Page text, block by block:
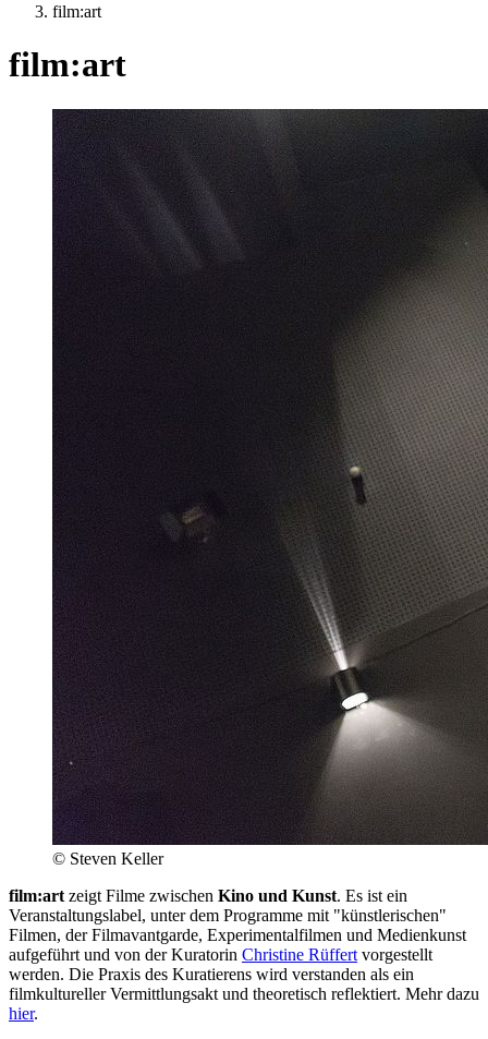
film:art
film:art
© Steven Keller
film:art zeigt Filme zwischen Kino und Kunst. Es ist ein
Veranstaltungslabel, unter dem Programme mit "künstlerischen"
Filmen, der Filmavantgarde, Experimentalfilmen und Medienkunst
aufgeführt und von der Kuratorin Christine Rüffert vorgestellt
werden. Die Praxis des Kuratierens wird verstanden als ein
filmkultureller Vermittlungsakt und theoretisch reflektiert. Mehr dazu
hier.